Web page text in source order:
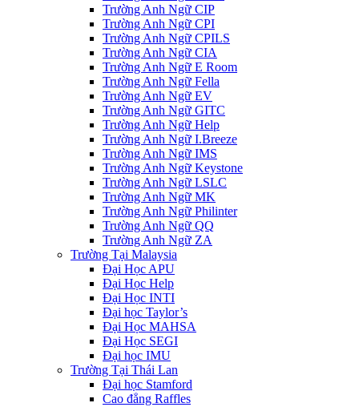
Trường Anh Ngữ CIP
Trường Anh Ngữ CPI
Trường Anh Ngữ CPILS
Trường Anh Ngữ CIA
Trường Anh Ngữ E Room
Trường Anh Ngữ Fella
Trường Anh Ngữ EV
Trường Anh Ngữ GITC
Trường Anh Ngữ Help
Trường Anh Ngữ I.Breeze
Trường Anh Ngữ IMS
Trường Anh Ngữ Keystone
Trường Anh Ngữ LSLC
Trường Anh Ngữ MK
Trường Anh Ngữ Philinter
Trường Anh Ngữ QQ
Trường Anh Ngữ ZA
Trường Tại Malaysia
Đại Học APU
Đại Học Help
Đại Học INTI
Đại học Taylor’s
Đại Học MAHSA
Đại Học SEGI
Đại học IMU
Trường Tại Thái Lan
Đại học Stamford
Cao đẳng Raffles